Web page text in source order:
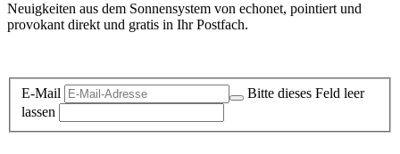
Neuigkeiten aus dem Sonnensystem von echonet, pointiert und
provokant direkt und gratis in Ihr Postfach.
E-Mail
Bitte dieses Feld leer
lassen